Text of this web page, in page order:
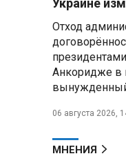
к
Алжира
300
Украине
Отход
Анкоридже в
06 августа 2026,
МНЕНИЯ